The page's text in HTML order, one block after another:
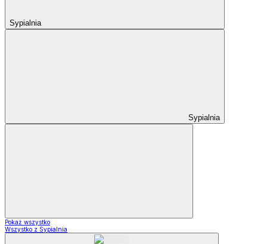
Sypialnia
Sypialnia
Pokaż wszystko
Wszystko z Sypialnia